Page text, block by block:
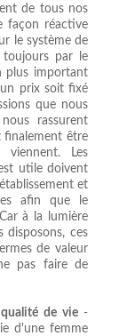
de tous nos
façon réactive
le système de
toujours par le
plus important
prix soit fixé
que nous
rassurent
finalement être
Les
utile doivent
et
afin que le
à la lumière
disposons, ces
de valeur
pas faire de
de vie -
d'une femme